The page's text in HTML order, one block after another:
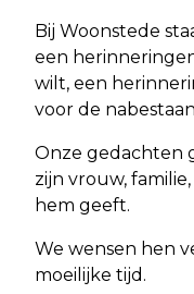
Bij Woonstede
een
wilt, een
voor de
Onze gedachten
zijn vrouw,
hem geeft.
We wensen hen
moeilijke tijd.